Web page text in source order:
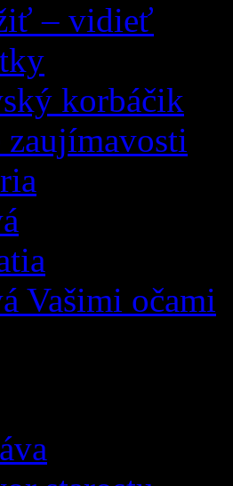
– vidieť
korbáčik
zaujímavosti
Vašimi očami